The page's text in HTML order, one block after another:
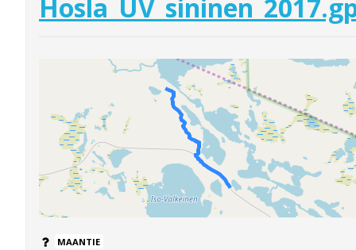
MAANTIE